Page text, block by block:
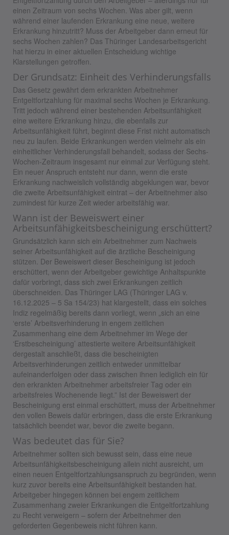
einen Zeitraum von sechs Wochen. Was aber gilt, wenn
während einer laufenden Erkrankung eine neue, weitere
Erkrankung hinzutritt? Muss der Arbeitgeber dann erneut für
sechs Wochen zahlen? Das Thüringer Landesarbeitsgericht
hat hierzu in einer aktuellen Entscheidung wichtige
Klarstellungen getroffen.
Der Grundsatz: Einheit des Verhinderungsfalls
Das Gesetz gewährt dem erkrankten Arbeitnehmer
Entgeltfortzahlung für maximal sechs Wochen je Erkrankung.
Tritt jedoch während einer bestehenden Arbeitsunfähigkeit
eine weitere Erkrankung hinzu, die ebenfalls zur
Arbeitsunfähigkeit führt, beginnt diese Frist nicht automatisch
neu zu laufen. Beide Erkrankungen werden vielmehr als ein
einheitlicher Verhinderungsfall behandelt, sodass der Sechs-
Wochen-Zeitraum insgesamt nur einmal zur Verfügung steht.
Ein neuer Anspruch entsteht nur dann, wenn die erste
Erkrankung nachweislich vollständig abgeklungen war, bevor
die zweite Arbeitsunfähigkeit eintrat – der Arbeitnehmer also
zumindest für kurze Zeit wieder arbeitsfähig war.
Wann ist der Beweiswert einer
Arbeitsunfähigkeitsbescheinigung erschüttert?
Grundsätzlich kann sich ein Arbeitnehmer zum Nachweis
seiner Arbeitsunfähigkeit auf die ärztliche Bescheinigung
stützen. Der Beweiswert dieser Bescheinigung ist jedoch
erschüttert, wenn der Arbeitgeber gewichtige Anhaltspunkte
dafür vorbringt, dass sich zwei Erkrankungen zeitlich
überschneiden. Das Thüringer LAG (Thüringer LAG v.
16.12.2025 – 5 Sa 154/23) hat klargestellt, dass ein solches
Indiz regelmäßig bereits dann vorliegt, wenn „sich an eine
‘erste’ Arbeitsverhinderung in engem zeitlichen
Zusammenhang eine dem Arbeitnehmer im Wege der
‘Erstbescheinigung’ attestierte weitere Arbeitsunfähigkeit
dergestalt anschließt, dass die bescheinigten
Arbeitsverhinderungen zeitlich entweder unmittelbar
aufeinanderfolgen oder dass zwischen ihnen lediglich ein für
den erkrankten Arbeitnehmer arbeitsfreier Tag oder ein
arbeitsfreies Wochenende liegt.” Ist der Beweiswert der
Bescheinigung erst einmal erschüttert, muss der Arbeitnehmer
den vollen Beweis dafür erbringen, dass die erste Erkrankung
tatsächlich beendet war, bevor die zweite begann.
Was bedeutet das für Sie?
Arbeitnehmer sollten sich bewusst sein, dass eine neue
Arbeitsunfähigkeitsbescheinigung allein nicht ausreicht, um
einen neuen Entgeltfortzahlungsanspruch zu begründen, wenn
kurz zuvor bereits eine Arbeitsunfähigkeit bestanden hat.
Arbeitgeber hingegen können bei engem zeitlichem
Zusammenhang zweier Erkrankungen die Entgeltfortzahlung
zu Recht verweigern – sofern der Arbeitnehmer den
geforderten Gegenbeweis nicht führen kann.